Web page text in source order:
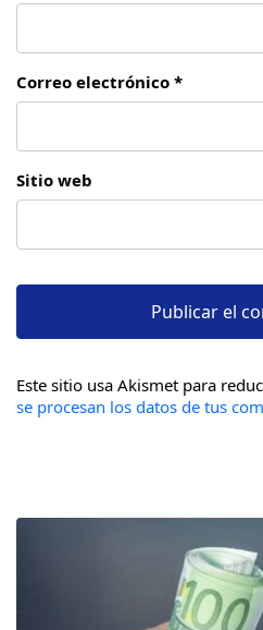
Correo electrónico *
Sitio web
Este sitio usa Akismet para
se procesan los datos de tus